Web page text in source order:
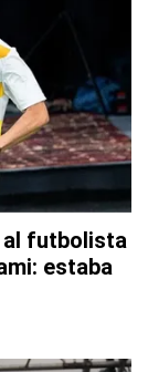
al futbolista
estaba